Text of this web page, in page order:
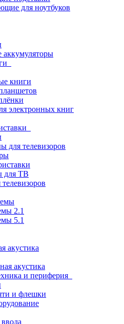
для ноутбуков
книги
электронных книг
для телевизоров
для ТВ
2.1
5.1
акустика
акустика
и периферия
и флешки